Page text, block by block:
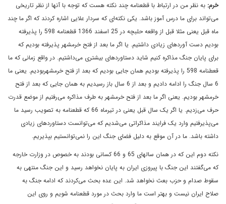
خرم: به نظر من در ارتباط با قطعنامه چند نکته هست که توجه با آنها از نظر تاريخى
مى‌تواند براى ما درس آموز باشد. يکى نکته‌اى که سردار علايى اشاره کردند که اگر ما چند
ماه قبل يعنى مثلا قبل از واقعه حلبچه در 25 اسفند 1366 قطعنامه 598 را پذيرفته
بوديم دست آوردهاى زيادى داشتيم. يا اگر ما بعد از فتح خرمشهر پذيرفته بوديم که
براى پايان جنگ مذاکره کنيم شايد دستاوردهاى بيشترى مى‌داشتيم. در واقع زمانى که ما
قعطنامه 598 را پذيرفته بوديم همان جايى بوديم که بعد از فتح خرمشهربوديم. يعنى ما
6 سال جنگ را ادامه داديم و بعد از 6 سال باز رسيديم به همان جايى که بعد از فتح
خرمشهر بوديم. يعنى اگر ما بعد از فتح خرمشهر به طرف مذاکره مى‌رفتيم از موضع قدرت
حرف مى‌زديم. يا اگر يک سال قبل يعنى در تيرماه 66 که قطعنامه به تصويب رسيد ما
مى‌پذيرفتيم وارد يک فرايند مذاکراتى مى‌شديم که مى‌توانست دستاوردهاى زيادى
داشته باشد. ما در آن موقع به دليل فضاى جنگ اين را نمى‌توانستيم بپذيريم.
نکته دوم اين که در همان سالهاى 65 و 66 کسانى بودند به خصوص در وزارت خارجه
که مى‌گفتند اين جنگ با پيروزى ايران به پايان نخواهد رسيد و اين جنگ منتهى به
سقوط صدام و حزب بعث نخواهد شد. اين عده بحث مى‌کردند که ادامه جنگ به
صلاح ايران نيست و بهتر است ما وارد بحث در مورد قطعنامه شويم و روى اين